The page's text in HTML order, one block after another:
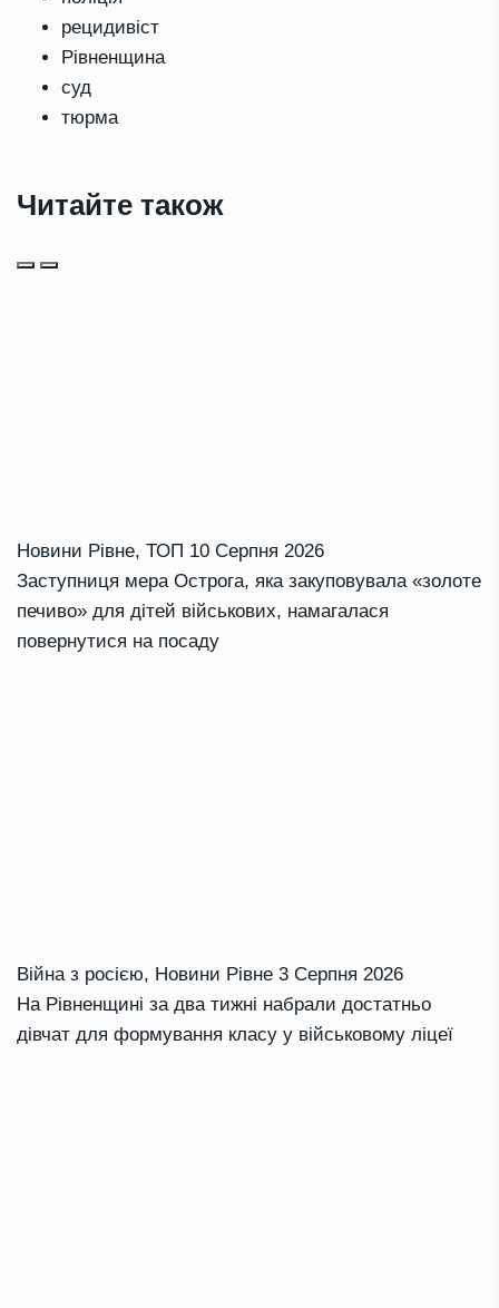
рецидивіст
Рівненщина
суд
тюрма
Читайте також
Новини Рівне, ТОП 10 Серпня 2026
Заступниця мера Острога, яка закуповувала «золоте
печиво» для дітей військових, намагалася
повернутися на посаду
Війна з росією, Новини Рівне 3 Серпня 2026
На Рівненщині за два тижні набрали достатньо
дівчат для формування класу у військовому ліцеї